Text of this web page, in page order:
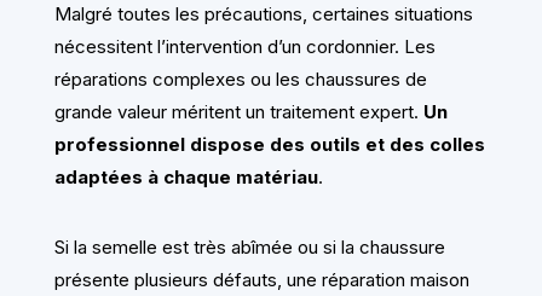
Malgré toutes les précautions, certaines situations
nécessitent l’intervention d’un cordonnier. Les
réparations complexes ou les chaussures de
grande valeur méritent un traitement expert. Un
professionnel dispose des outils et des colles
adaptées à chaque matériau.
Si la semelle est très abîmée ou si la chaussure
présente plusieurs défauts, une réparation maison